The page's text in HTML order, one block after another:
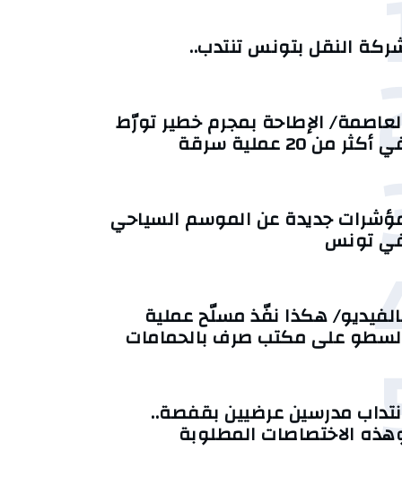
النقل بتونس تنتدب..
الإطاحة بمجرم خطير تورّط
أكثر من 20 عملية سرقة
جديدة عن الموسم السياحي
تونس
هكذا نفّذ مسلّح عملية
على مكتب صرف بالحمامات
مدرسين عرضيين بقفصة..
الاختصاصات المطلوبة